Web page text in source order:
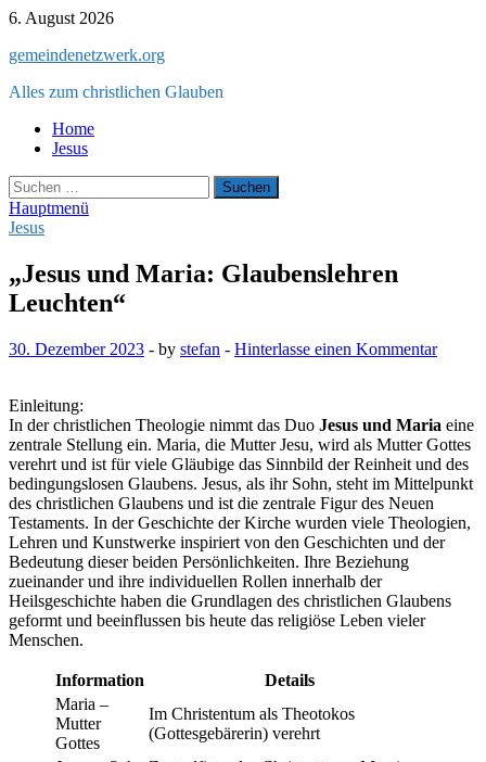
Zum
springen
6. August 2026
gemeindenetzwerk.org
Alles zum christlichen Glauben
Home
Jesus
Suchen
nach:
Hauptmenü
Jesus
„Jesus und Maria: Glaubenslehren
Leuchten“
30. Dezember 2023 - by stefan - Hinterlasse einen Kommentar
Einleitung:
In der christlichen Theologie nimmt das Duo Jesus und Maria eine
zentrale Stellung ein. Maria, die Mutter Jesu, wird als Mutter Gottes
verehrt und ist für viele Gläubige das Sinnbild der Reinheit und des
bedingungslosen Glaubens. Jesus, als ihr Sohn, steht im Mittelpunkt
des christlichen Glaubens und ist die zentrale Figur des Neuen
Testaments. In der Geschichte der Kirche wurden viele Theologien,
Lehren und Kunstwerke inspiriert von den Geschichten und der
Bedeutung dieser beiden Persönlichkeiten. Ihre Beziehung
zueinander und ihre individuellen Rollen innerhalb der
Heilsgeschichte haben die Grundlagen des christlichen Glaubens
geformt und beeinflussen bis heute das religiöse Leben vieler
Menschen.
Information
Details
Maria –
Mutter
Gottes
Im Christentum als Theotokos
(Gottesgebärerin) verehrt